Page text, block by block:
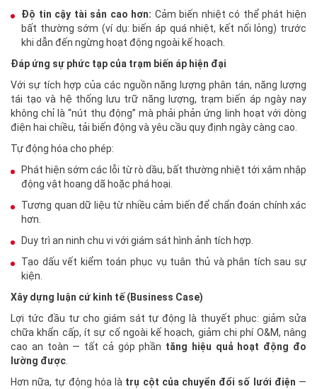
Độ tin cậy tài sản cao hơn: Cảm biến nhiệt có thể phát hiện
bất thường sớm (ví dụ: biến áp quá nhiệt, kết nối lỏng) trước
khi dẫn đến ngừng hoạt động ngoài kế hoạch.
Đáp ứng sự phức tạp của trạm biến áp hiện đại
Với sự tích hợp của các nguồn năng lượng phân tán, năng lượng
tái tạo và hệ thống lưu trữ năng lượng, trạm biến áp ngày nay
không chỉ là “nút thụ động” mà phải phản ứng linh hoạt với dòng
điện hai chiều, tải biến động và yêu cầu quy định ngày càng cao.
Tự động hóa cho phép:
Phát hiện sớm các lỗi từ rò dầu, bất thường nhiệt tới xâm nhập
động vật hoang dã hoặc phá hoại.
Tương quan dữ liệu từ nhiều cảm biến để chẩn đoán chính xác
hơn.
Duy trì an ninh chu vi với giám sát hình ảnh tích hợp.
Tạo dấu vết kiểm toán phục vụ tuân thủ và phân tích sau sự
kiện.
Xây dựng luận cứ kinh tế (Business Case)
Lợi tức đầu tư cho giám sát tự động là thuyết phục: giảm sửa
chữa khẩn cấp, ít sự cố ngoài kế hoạch, giảm chi phí O&M, nâng
cao an toàn — tất cả góp phần tăng hiệu quả hoạt động đo
lường được.
Hơn nữa, tự động hóa là trụ cột của chuyển đổi số lưới điện —